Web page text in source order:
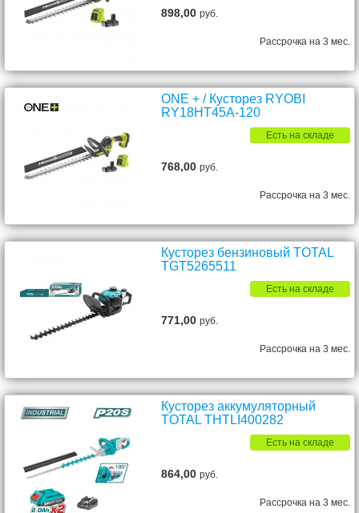
898,00руб.
Рассрочка на 3 мес.
ONE + / Кусторез RYOBI
RY18HT45A-120
Есть на складе
768,00руб.
Рассрочка на 3 мес.
Кусторез бензиновый TOTAL
TGT5265511
Есть на складе
771,00руб.
Рассрочка на 3 мес.
Кусторез аккумуляторный
TOTAL THTLI400282
Есть на складе
864,00руб.
Рассрочка на 3 мес.